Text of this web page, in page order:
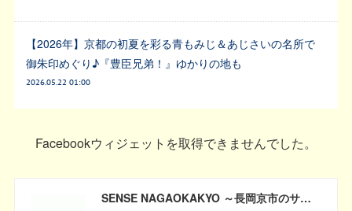
【2026年】京都の初夏を彩る青もみじ＆あじさいの名所で
御朱印めぐり♪『豊臣兄弟！』ゆかりの地も
2026.05.22 01:00
Facebookウィジェットを取得できませんでした。
SENSE NAGAOKAKYO ～長岡京市のサブサイト～